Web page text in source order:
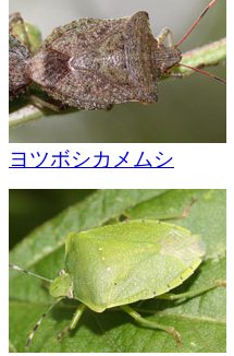
ヨツボシカメムシ